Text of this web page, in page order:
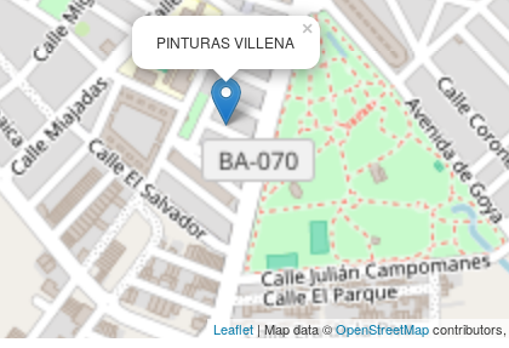
PINTURAS VILLENA
×
Leaflet | Map data ©OpenStreetMapcontributors,